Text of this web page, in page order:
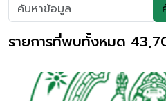
รายการที่พบทั้งหมด